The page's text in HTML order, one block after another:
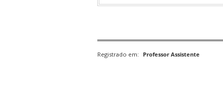
Registrado em: Professor Assistente